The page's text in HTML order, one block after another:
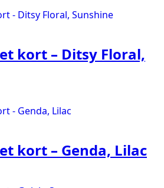
kort – Ditsy Floral,
kort – Genda, Lilac